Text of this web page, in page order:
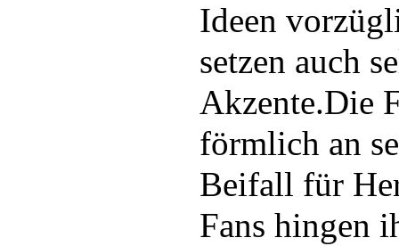
Ideen
setzen auch
Akzente.Die
förmlich an
Beifall für
Fans hingen